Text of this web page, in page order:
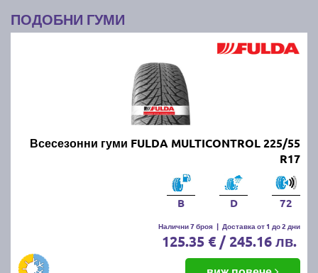
ПОДОБНИ ГУМИ
Всесезонни гуми FULDA MULTICONTROL 225/55
R17
B D 72
Налични 7 броя | Доставка от 1 до 2 дни
125.35 € / 245.16 лв.